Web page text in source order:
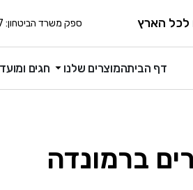
הארץ ספק משרד הביטחון: 0011020217
דף הביתהמוצרים שלנו חגים
ברמונדה